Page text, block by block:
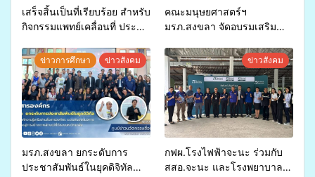
เสร็จสิ้นเป็นที่เรียบร้อย สำหรับ
กิจกรรมแพทย์เคลื่อนที่ ประจำ
สุขภาพแก่ประชาชนในพื้นที่
อำเภอจะนะ
คณะมนุษยศาสตร์ฯ
มรภ.สงขลา จัดอบรมเสริม
จ่ายงบกองทุนสุขภาพตำบล
รองรับการจัดบริการพาหนะรับ
ส่งผู้ทุพพลภาพเพื่อเข้ารับ
บริการสาธารณสุข ลดความ
เหลื่อมล้ำ ยกระดับคุณภาพ
ชีวิตประชาชนอย่างยั่งยืน
ข่าวการศึกษา ข่าวสังคม
มรภ.สงขลา ยกระดับการ
ประชาสัมพันธ์ในยุคดิจิทัล
ข่าวสังคม
กฟผ.โรงไฟฟ้าจะนะ ร่วมกับ
สสอ.จะนะ และโรงพยาบาล